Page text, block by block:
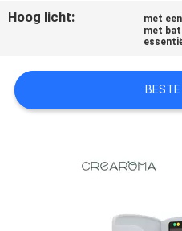
VERZOEK
OM EEN
Hoog licht: met
met